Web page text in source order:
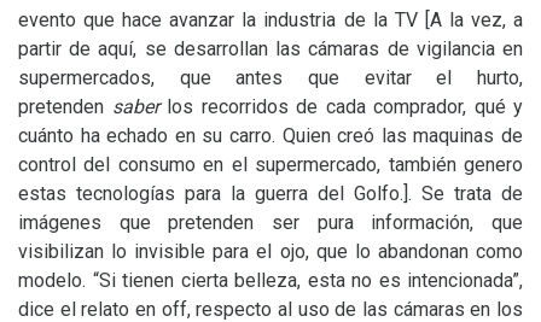
evento que hace avanzar la industria de la TV[A la vez, a
partir de aquí, se desarrollan las cámaras de vigilancia en
supermercados, que antes que evitar el hurto,
pretenden saber los recorridos de cada comprador, qué y
cuánto ha echado en su carro. Quien creó las maquinas de
control del consumo en el supermercado, también genero
estas tecnologías para la guerra del Golfo.]. Se trata de
imágenes que pretenden ser pura información, que
visibilizan lo invisible para el ojo, que lo abandonan como
modelo. “Si tienen cierta belleza, esta no es intencionada”,
dice el relato en off, respecto al uso de las cámaras en los